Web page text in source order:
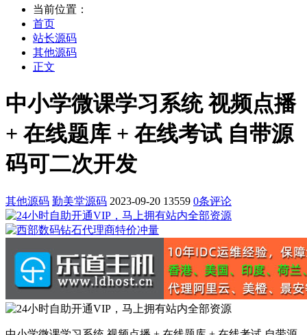
当前位置：
首页
站长源码
其他源码
正文
中小学微课学习系统 视频点播
+ 在线题库 + 在线考试 自带源
码可二次开发
其他源码 勤美堂源码 2023-09-20 13559 0条评论